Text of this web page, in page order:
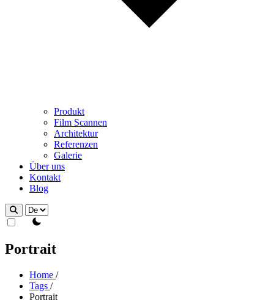
Produkt
Film Scannen
Architektur
Referenzen
Galerie
Über uns
Kontakt
Blog
theme switcher
Portrait
Home /
Tags /
Portrait